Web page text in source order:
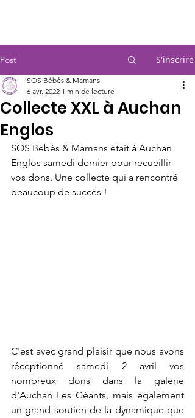
Post S'inscrire
Collecte XXL à Auchan
Englos
SOS Bébés & Mamans
6 avr. 2022 1 min de lecture
SOS Bébés & Mamans était à Auchan
Englos samedi dernier pour recueillir
vos dons. Une collecte qui a rencontré
beaucoup de succès !
C'est avec grand plaisir que nous avons
réceptionné samedi 2 avril vos
nombreux dons dans la galerie
d'Auchan Les Géants, mais également
un grand soutien de la dynamique que